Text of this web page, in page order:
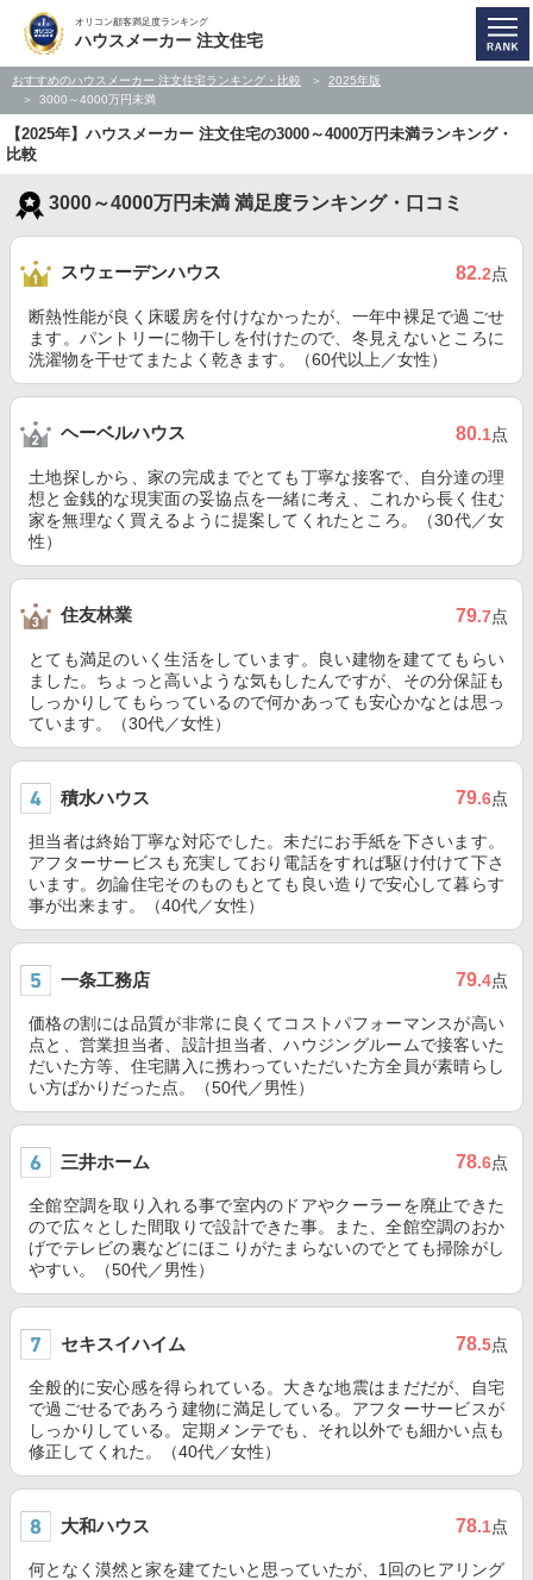
オリコン顧客満足度ランキング
ハウスメーカー 注文住宅
おすすめのハウスメーカー 注文住宅ランキング・比較
2025年版
3000～4000万円未満
【2025年】ハウスメーカー 注文住宅の3000～4000万円未満ランキング・
比較
3000～4000万円未満 満足度ランキング・口コミ
スウェーデンハウス 82.2点
断熱性能が良く床暖房を付けなかったが、一年中裸足で過ごせ
ます。パントリーに物干しを付けたので、冬見えないところに
洗濯物を干せてまたよく乾きます。（60代以上／女性）
ヘーベルハウス 80.1点
土地探しから、家の完成までとても丁寧な接客で、自分達の理
想と金銭的な現実面の妥協点を一緒に考え、これから長く住む
家を無理なく買えるように提案してくれたところ。（30代／女
性）
住友林業 79.7点
とても満足のいく生活をしています。良い建物を建ててもらい
ました。ちょっと高いような気もしたんですが、その分保証も
しっかりしてもらっているので何かあっても安心かなとは思っ
ています。（30代／女性）
積水ハウス 79.6点
担当者は終始丁寧な対応でした。未だにお手紙を下さいます。
アフターサービスも充実しており電話をすれば駆け付けて下さ
います。勿論住宅そのものもとても良い造りで安心して暮らす
事が出来ます。（40代／女性）
一条工務店 79.4点
価格の割には品質が非常に良くてコストパフォーマンスが高い
点と、営業担当者、設計担当者、ハウジングルームで接客いた
だいた方等、住宅購入に携わっていただいた方全員が素晴らし
い方ばかりだった点。（50代／男性）
三井ホーム 78.6点
全館空調を取り入れる事で室内のドアやクーラーを廃止できた
ので広々とした間取りで設計できた事。また、全館空調のおか
げでテレビの裏などにほこりがたまらないのでとても掃除がし
やすい。（50代／男性）
セキスイハイム 78.5点
全般的に安心感を得られている。大きな地震はまだだが、自宅
で過ごせるであろう建物に満足している。アフターサービスが
しっかりしている。定期メンテでも、それ以外でも細かい点も
修正してくれた。（40代／女性）
大和ハウス 78.1点
何となく漠然と家を建てたいと思っていたが、1回のヒアリング